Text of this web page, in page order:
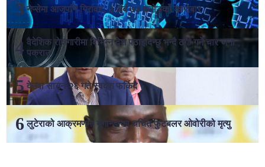
नेप्सेमा आजपनि गिरावट, ३ अर्ब ७७ करोडको कारोबार
वैदेशिक रोजगारीमा विभिन्न देश पठाइदिन्छु भन्दै ठगी गर्ने चार जना
पक्राउ
देउवा साउन २६ गते स्वदेश फर्किदै
लुटेराको आक्रमणमा युगान्डाका चर्चित फुटबलर ओवोरीको मृत्यु